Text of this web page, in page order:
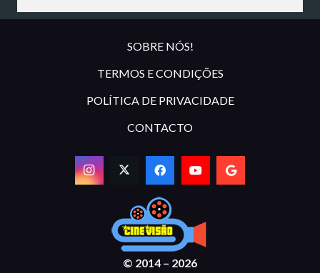
SOBRE NÓS!
TERMOS E CONDIÇÕES
POLÍTICA DE PRIVACIDADE
CONTACTO
© 2014 – 2026